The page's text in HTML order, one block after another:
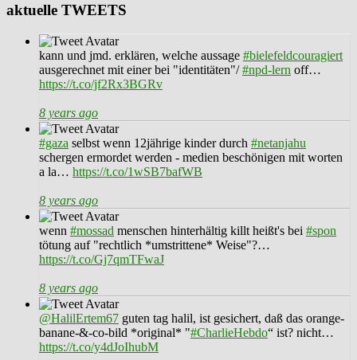
aktuelle TWEETS
kann und jmd. erklären, welche aussage #bielefeldcouragiert
ausgerechnet mit einer bei "identitäten"/#npd-lern off…
https://t.co/jf2Rx3BGRv
8 years ago
#gaza selbst wenn 12jährige kinder durch #netanjahu
schergen ermordet werden - medien beschönigen mit worten
a la… https://t.co/1wSB7bafWB
8 years ago
wenn #mossad menschen hinterhältig killt heißt's bei #spon
tötung auf "rechtlich *umstrittene* Weise"?…
https://t.co/Gj7qmTFwaJ
8 years ago
@HalilErtem67 guten tag halil, ist gesichert, daß das orange-
banane-&-co-bild *original* "#CharlieHebdo“ ist? nicht…
https://t.co/y4dJoIhubM